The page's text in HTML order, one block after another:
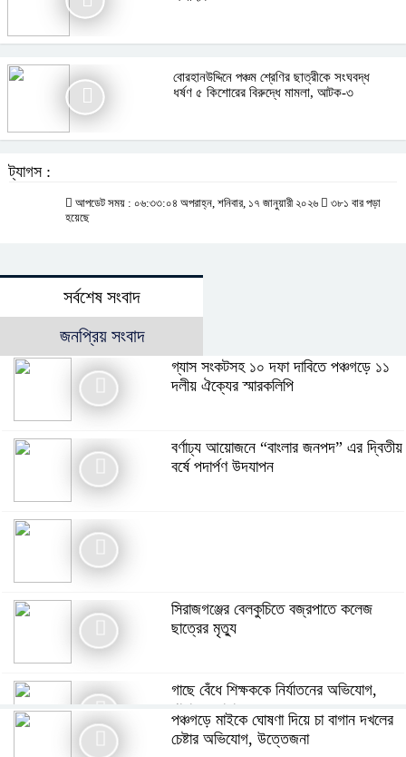
বোরহানউদ্দিনে পঞ্চম শ্রেণির ছাত্রীকে সংঘবদ্ধ
ধর্ষণ ৫ কিশোরের বিরুদ্ধে মামলা, আটক-৩
ট্যাগস :
আপডেট সময় : ০৬:৩৩:০৪ অপরাহ্ন, শনিবার, ১৭ জানুয়ারী ২০২৬
৩৮১ বার পড়া
হয়েছে
সর্বশেষ সংবাদ
জনপ্রিয় সংবাদ
গ্যাস সংকটসহ ১০ দফা দাবিতে পঞ্চগড়ে ১১
দলীয় ঐক্যের স্মারকলিপি
বর্ণাঢ্য আয়োজনে “বাংলার জনপদ” এর দ্বিতীয়
বর্ষে পদার্পণ উদযাপন
সিরাজগঞ্জের বেলকুচিতে বজ্রপাতে কলেজ
ছাত্রের মৃত্যু
গাছে বেঁধে শিক্ষককে নির্যাতনের অভিযোগ,
থানায় এজাহার
পঞ্চগড়ে মাইকে ঘোষণা দিয়ে চা বাগান দখলের
চেষ্টার অভিযোগ, উত্তেজনা